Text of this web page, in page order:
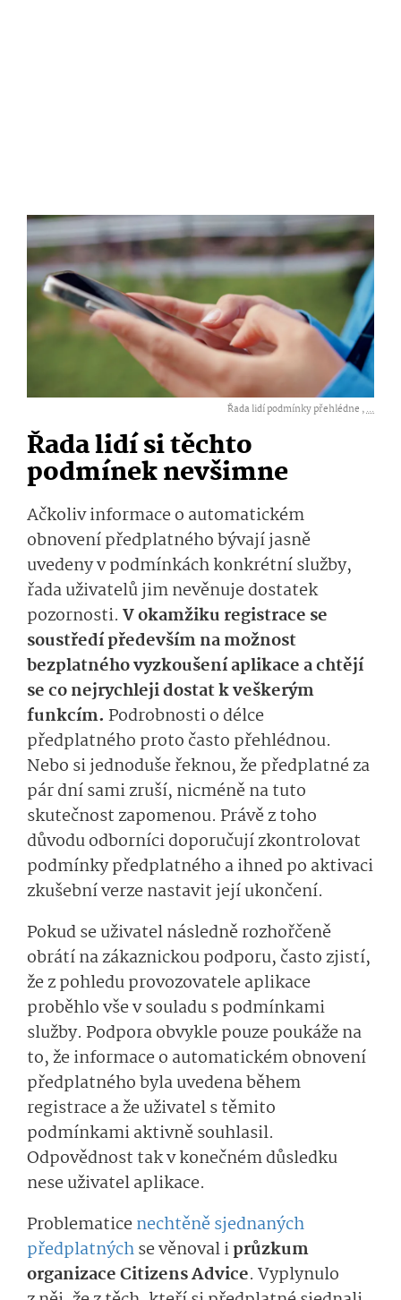
Řada lidí podmínky přehlédne ,...
Řada lidí si těchto
podmínek nevšimne
Ačkoliv informace o automatickém
obnovení předplatného bývají jasně
uvedeny v podmínkách konkrétní služby,
řada uživatelů jim nevěnuje dostatek
pozornosti. V okamžiku registrace se
soustředí především na možnost
bezplatného vyzkoušení aplikace a chtějí
se co nejrychleji dostat k veškerým
funkcím. Podrobnosti o délce
předplatného proto často přehlédnou.
Nebo si jednoduše řeknou, že předplatné za
pár dní sami zruší, nicméně na tuto
skutečnost zapomenou. Právě z toho
důvodu odborníci doporučují zkontrolovat
podmínky předplatného a ihned po aktivaci
zkušební verze nastavit její ukončení.
Pokud se uživatel následně rozhořčeně
obrátí na zákaznickou podporu, často zjistí,
že z pohledu provozovatele aplikace
proběhlo vše v souladu s podmínkami
služby. Podpora obvykle pouze poukáže na
to, že informace o automatickém obnovení
předplatného byla uvedena během
registrace a že uživatel s těmito
podmínkami aktivně souhlasil.
Odpovědnost tak v konečném důsledku
nese uživatel aplikace.
Problematicenechtěně sjednaných
předplatnýchse věnoval iprůzkum
organizace Citizens Advice. Vyplynulo